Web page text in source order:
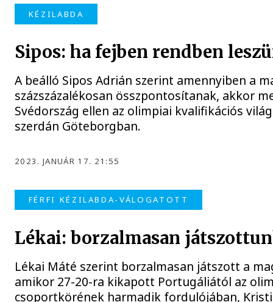
KÉZILABDA
Sipos: ha fejben rendben
A beálló Sipos Adrián szerint amennyiben a
százszázalékosan összpontosítanak, akkor
Svédország ellen az olimpiai kvalifikációs
szerdán Göteborgban.
2023. JANUÁR 17. 21:55
FÉRFI KÉZILABDA-VÁLOGATOTT
Lékai: borzalmasan
Lékai Máté szerint borzalmasan játszott a
amikor 27-20-ra kikapott Portugáliától az
csoportkörének harmadik fordulójában,